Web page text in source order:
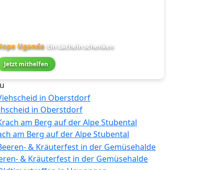
Uganda Ein Lächeln schenken
Jetzt mithelfen
in Oberstdorf
am Berg auf der Alpe Stubental
& Kräuterfest in der Gemüsehalde